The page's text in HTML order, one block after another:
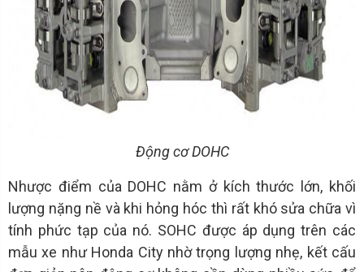
Động cơ DOHC
Nhược điểm của DOHC nằm ở kích thước lớn, khối
lượng nặng nề và khi hỏng hóc thì rất khó sửa chữa vì
tính phức tạp của nó. SOHC được áp dụng trên các
mẫu xe như Honda City nhờ trọng lượng nhẹ, kết cấu